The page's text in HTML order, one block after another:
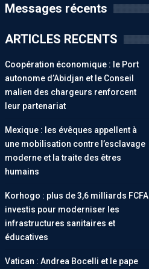
Messages récents
ARTICLES RECENTS
Coopération économique : le Port
autonome d’Abidjan et le Conseil
malien des chargeurs renforcent
leur partenariat
Mexique : les évêques appellent à
une mobilisation contre l’esclavage
moderne et la traite des êtres
humains
Korhogo : plus de 3,6 milliards FCFA
investis pour moderniser les
infrastructures sanitaires et
éducatives
Vatican : Andrea Bocelli et le pape